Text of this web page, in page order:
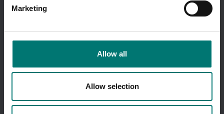
Marketing
Allow all
Allow selection
Snabblänkar
Cookie Policy